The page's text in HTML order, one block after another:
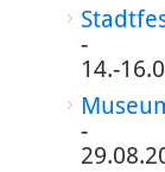
-
14.-
-